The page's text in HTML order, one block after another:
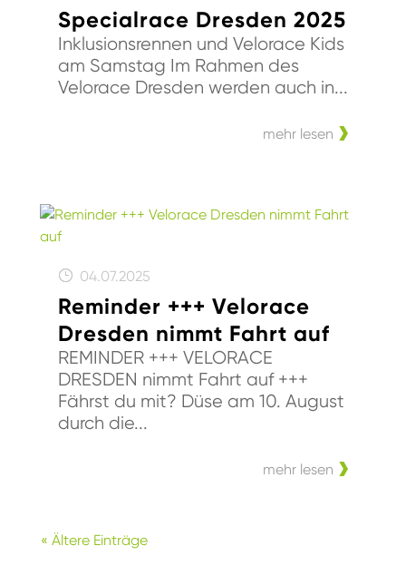
Specialrace Dresden 2025
Inklusionsrennen und Velorace Kids
am Samstag Im Rahmen des
Velorace Dresden werden auch in...
mehr lesen
04.07.2025
Reminder +++ Velorace
Dresden nimmt Fahrt auf
REMINDER +++ VELORACE
DRESDEN nimmt Fahrt auf +++
Fährst du mit? Düse am 10. August
durch die...
mehr lesen
« Ältere Einträge